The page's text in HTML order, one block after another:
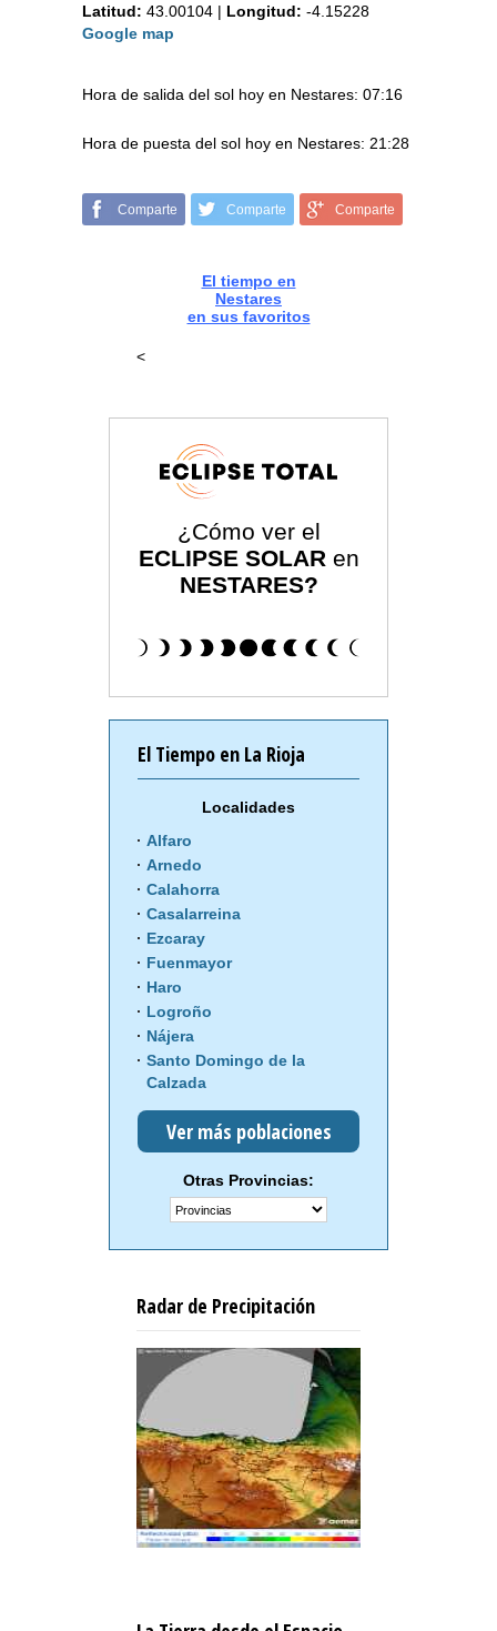
Latitud: 43.00104 | Longitud: -4.15228
Google map
Hora de salida del sol hoy en Nestares: 07:16
Hora de puesta del sol hoy en Nestares: 21:28
Comparte Comparte Comparte
El tiempo en
Nestares
en sus favoritos
<
¿Cómo ver el
ECLIPSE SOLAR en
NESTARES?
El Tiempo en La Rioja
Localidades
Alfaro
Arnedo
Calahorra
Casalarreina
Ezcaray
Fuenmayor
Haro
Logroño
Nájera
Santo Domingo de la
Calzada
Ver más poblaciones
Otras Provincias:
Radar de Precipitación